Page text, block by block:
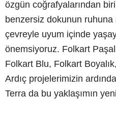
özgün coğrafyalarından
benzersiz dokunun ruhuna
çevreyle uyum içinde
önemsiyoruz. Folkart
Folkart Blu, Folkart
Ardıç projelerimizin
Terra da bu yaklaşımın